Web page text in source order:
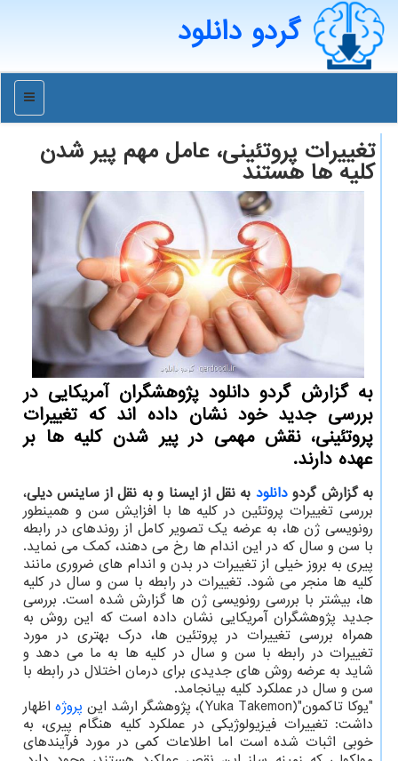
گردو دانلود
منو
تغییرات پروتئینی، عامل مهم پیر شدن
كلیه ها هستند
به گزارش گردو دانلود پژوهشگران آمریکایی در
بررسی جدید خود نشان داده اند که تغییرات
پروتئینی، نقش مهمی در پیر شدن کلیه ها بر
عهده دارند.
به گزارش گردودانلود به نقل از ایسنا و به نقل از ساینس دیلی،
بررسی تغییرات پروتئین در کلیه ها با افزایش سن و همینطور
رونویسی ژن ها، به عرضه یک تصویر کامل از روندهای در رابطه
با سن و سال که در این اندام ها رخ می دهند، کمک می نماید.
پیری به بروز خیلی از تغییرات در بدن و اندام های ضروری مانند
کلیه ها منجر می شود. تغییرات در رابطه با سن و سال در کلیه
ها، بیشتر با بررسی رونویسی ژن ها گزارش شده است. بررسی
جدید پژوهشگران آمریکایی نشان داده است که این روش به
همراه بررسی تغییرات در پروتئین ها، درک بهتری در مورد
تغییرات در رابطه با سن و سال در کلیه ها به ما می دهد و
شاید به عرضه روش های جدیدی برای درمان اختلال در رابطه با
سن و سال در عملکرد کلیه بیانجامد.
"یوکا تاکمون"(Yuka Takemon)، پژوهشگر ارشد این
پروژه اظهار
داشت: تغییرات فیزیولوژیکی در عملکرد کلیه هنگام پیری، به
خوبی اثبات شده است اما اطلاعات کمی در مورد فرآیندهای